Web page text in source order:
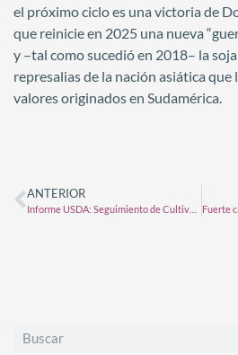
el próximo ciclo es una victoria de
que reinicie en 2025 una nueva
y –tal como sucedió en 2018– la
represalias de la nación asiática que
valores originados en Sudamérica.
ANTERIOR